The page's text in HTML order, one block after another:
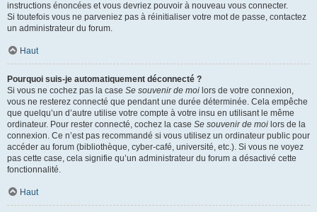
instructions énoncées et vous devriez pouvoir à nouveau vous connecter.
Si toutefois vous ne parveniez pas à réinitialiser votre mot de passe, contactez
un administrateur du forum.
Haut
Pourquoi suis-je automatiquement déconnecté ?
Si vous ne cochez pas la case Se souvenir de moi lors de votre connexion,
vous ne resterez connecté que pendant une durée déterminée. Cela empêche
que quelqu’un d’autre utilise votre compte à votre insu en utilisant le même
ordinateur. Pour rester connecté, cochez la case Se souvenir de moi lors de la
connexion. Ce n’est pas recommandé si vous utilisez un ordinateur public pour
accéder au forum (bibliothèque, cyber-café, université, etc.). Si vous ne voyez
pas cette case, cela signifie qu’un administrateur du forum a désactivé cette
fonctionnalité.
Haut